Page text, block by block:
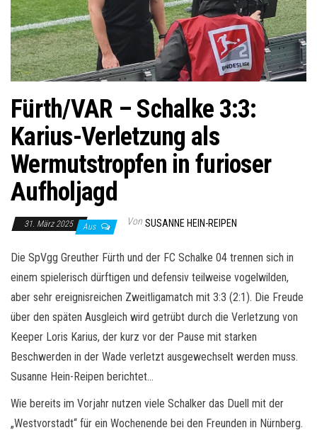
Fürth/VAR – Schalke 3:3:
Karius-Verletzung als
Wermutstropfen in furioser
Aufholjagd
31. März 2025 Aus Von SUSANNE HEIN-REIPEN
Die SpVgg Greuther Fürth und der FC Schalke 04 trennen sich in
einem spielerisch dürftigen und defensiv teilweise vogelwilden,
aber sehr ereignisreichen Zweitligamatch mit 3:3 (2:1). Die Freude
über den späten Ausgleich wird getrübt durch die Verletzung von
Keeper Loris Karius, der kurz vor der Pause mit starken
Beschwerden in der Wade verletzt ausgewechselt werden muss.
Susanne Hein-Reipen berichtet…
Wie bereits im Vorjahr nutzen viele Schalker das Duell mit der
„Westvorstadt“ für ein Wochenende bei den Freunden in Nürnberg.